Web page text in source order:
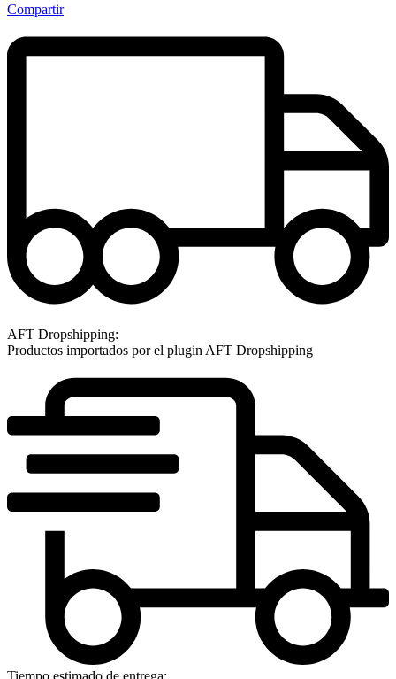
Compartir
AFT Dropshipping:
Productos importados por el plugin AFT Dropshipping
Tiempo estimado de entrega: